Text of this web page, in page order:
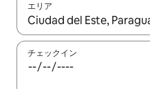
エリア
検索結果が表示されたら、
チェックイン